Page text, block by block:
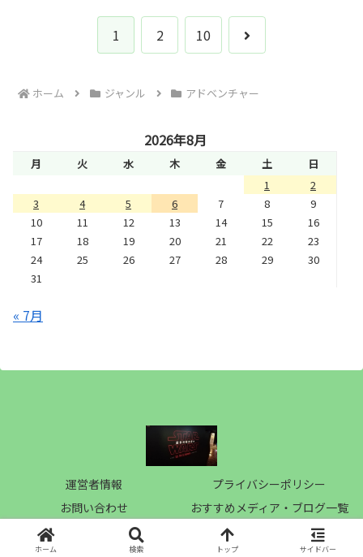
1 2 10
次
ホーム ジャンル アドベンチャー
2026年8月
月 火 水 木 金 土
日
1
2
3
4 5 6 7 8
9
10
11 12 13 14 15
16
17
18 19 20 21 22
23
24
25 26 27 28 29
30
31
« 7月
運営者情報
プライバシーポリシー
お問い合わせ
おすすめメディア・ブログ一覧
Copyright © 2019 梅桃電影記 All Rights Reserved.
ホーム 検索 トップ サイドバー